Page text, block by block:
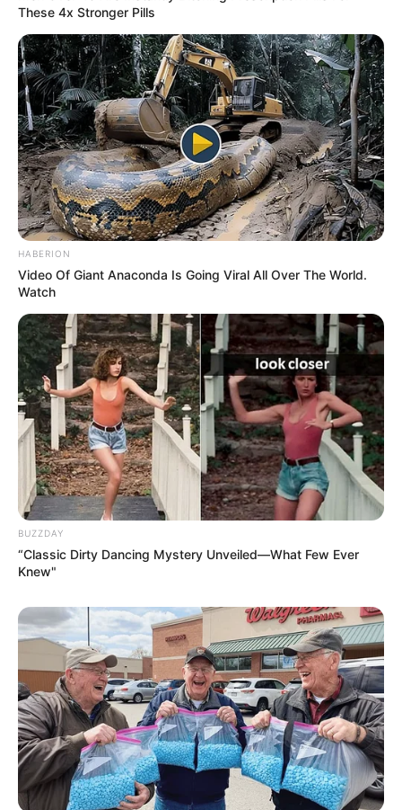
TAGS
These 4x Stronger Pills
HABERION
Video Of Giant Anaconda Is Going Viral All Over The World.
Watch
BUZZDAY
“Classic Dirty Dancing Mystery Unveiled—What Few Ever
Knew"